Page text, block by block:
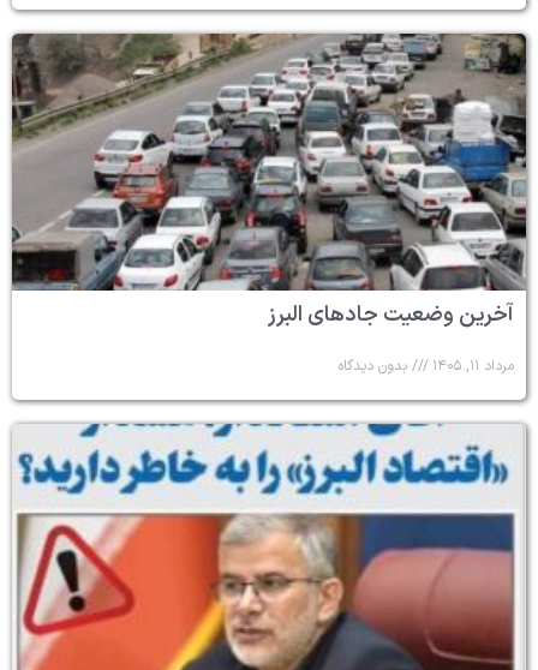
آخرین وضعیت جادهای البرز
مرداد ۱۱, ۱۴۰۵ بدون دیدگاه